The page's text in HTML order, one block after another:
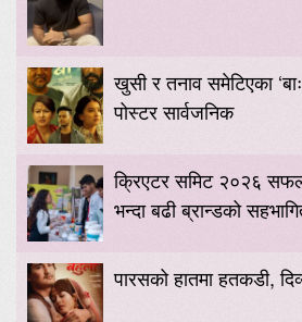
खुसी र तनाव समेटिएका
पोस्टर सार्वजनिक
क्रिएटर समिट २०२६
भन्दा बढी ब्रान्डको
पारसको हातमा हतकडी,